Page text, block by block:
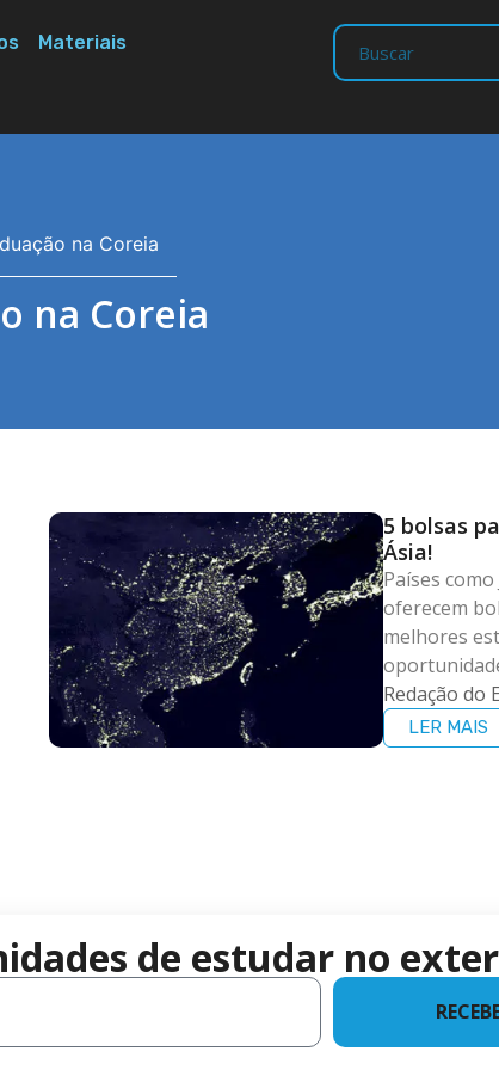
Materiais
na Coreia
na Coreia
5 bolsas
Ásia!
Países
oferecem
melhores
Redação do
LER MAIS
de estudar no